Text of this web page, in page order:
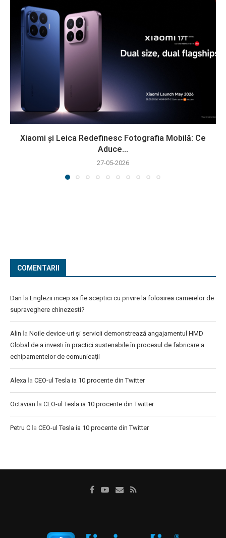
Xiaomi și Leica Redefinesc Fotografia Mobilă: Ce
Aduce...
27-05-2026
COMENTARII
Dan la Englezii incep sa fie sceptici cu privire la folosirea camerelor de
supraveghere chinezesti?
Alin la Noile device-uri și servicii demonstrează angajamentul HMD
Global de a investi în practici sustenabile în procesul de fabricare a
echipamentelor de comunicații
Alexa la CEO-ul Tesla ia 10 procente din Twitter
Octavian la CEO-ul Tesla ia 10 procente din Twitter
Petru C la CEO-ul Tesla ia 10 procente din Twitter